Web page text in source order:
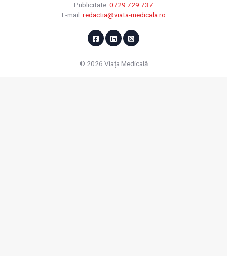
Publicitate: 0729 729 737
E-mail: redactia@viata-medicala.ro
© 2026 Viața Medicală